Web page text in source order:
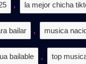
, la mejor chicha
bailar , musica
bailable , top